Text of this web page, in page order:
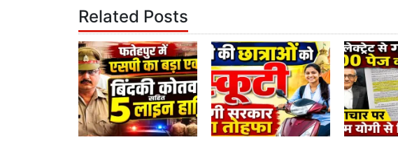
Related Posts